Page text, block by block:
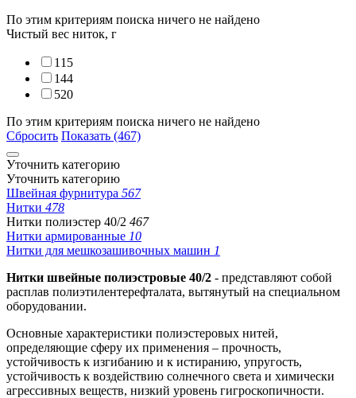
По этим критериям поиска ничего не найдено
Чистый вес ниток, г
115
144
520
По этим критериям поиска ничего не найдено
Сбросить Показать (467)
Уточнить категорию
Уточнить категорию
Швейная фурнитура 567
Нитки 478
Нитки полиэстер 40/2 467
Нитки армированные 10
Нитки для мешкозашивочных машин 1
Нитки швейные полиэстровые 40/2 - представляют собой
расплав полиэтилентерефталата, вытянутый на специальном
оборудовании.
Основные характеристики полиэстеровых нитей,
определяющие сферу их применения – прочность,
устойчивость к изгибанию и к истиранию, упругость,
устойчивость к воздействию солнечного света и химически
агрессивных веществ, низкий уровень гигроскопичности.